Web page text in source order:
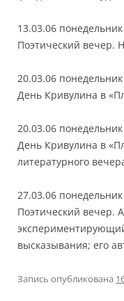
13.03.06
Поэтический вечер.
20.03.06
День Кривулина в
20.03.06
День Кривулина в
литературного
27.03.06
Поэтический вечер.
высказывания; его
Запись опубликована